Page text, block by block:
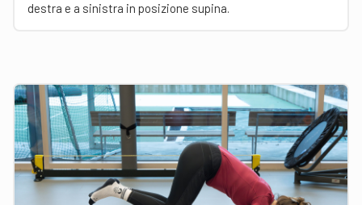
destra e a sinistra in posizione supina.